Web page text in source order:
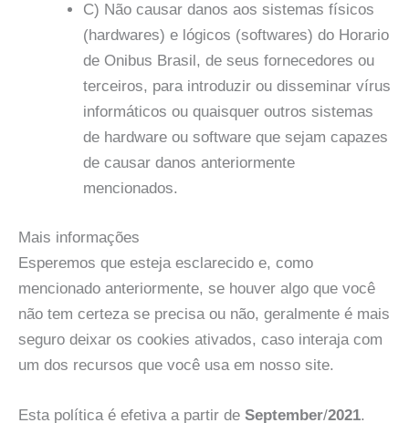
C) Não causar danos aos sistemas físicos
(hardwares) e lógicos (softwares) do Horario
de Onibus Brasil, de seus fornecedores ou
terceiros, para introduzir ou disseminar vírus
informáticos ou quaisquer outros sistemas
de hardware ou software que sejam capazes
de causar danos anteriormente
mencionados.
Mais informações
Esperemos que esteja esclarecido e, como
mencionado anteriormente, se houver algo que você
não tem certeza se precisa ou não, geralmente é mais
seguro deixar os cookies ativados, caso interaja com
um dos recursos que você usa em nosso site.
Esta política é efetiva a partir de September/2021.